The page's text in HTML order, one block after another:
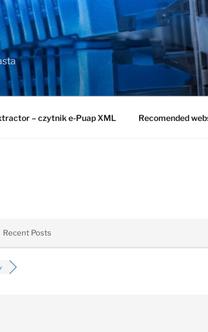
– czytnik e-Puap XML Recomended
Recent Posts